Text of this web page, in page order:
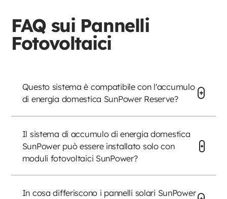
FAQ sui Pannelli
Fotovoltaici
Questo sistema è compatibile con l'accumulo
di energia domestica SunPower Reserve?
Il sistema di accumulo di energia domestica
SunPower può essere installato solo con
moduli fotovoltaici SunPower?
In cosa differiscono i pannelli solari SunPower